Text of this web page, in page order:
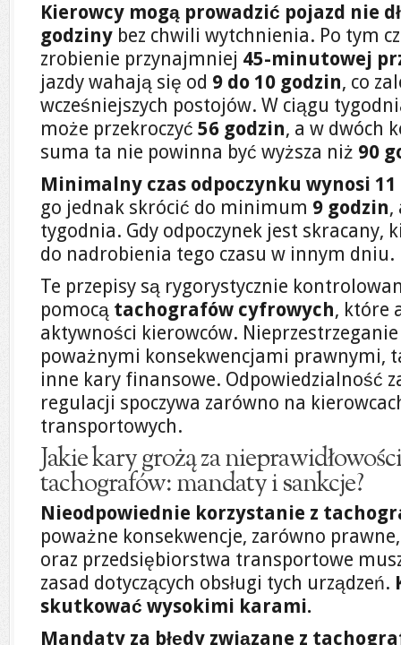
Kierowcy mogą prowadzić pojazd nie
godziny bez chwili wytchnienia. Po tym
zrobienie przynajmniej 45-minutowej
jazdy wahają się od 9 do 10 godzin, co
wcześniejszych postojów. W ciągu
może przekroczyć 56 godzin, a w dwóch
suma ta nie powinna być wyższa niż 90
Minimalny czas odpoczynku wynosi
go jednak skrócić do minimum 9 godzin,
tygodnia. Gdy odpoczynek jest skracany,
do nadrobienia tego czasu w innym dniu.
Te przepisy są rygorystycznie
pomocą tachografów cyfrowych, które
aktywności kierowców.
poważnymi konsekwencjami prawnymi,
inne kary finansowe. Odpowiedzialność
regulacji spoczywa zarówno na
transportowych.
Jakie kary grożą za
tachografów: mandaty i sankcje?
Nieodpowiednie korzystanie z
poważne konsekwencje, zarówno
oraz przedsiębiorstwa transportowe
zasad dotyczących obsługi tych urządzeń.
skutkować wysokimi karami.
Mandaty za błędy związane z